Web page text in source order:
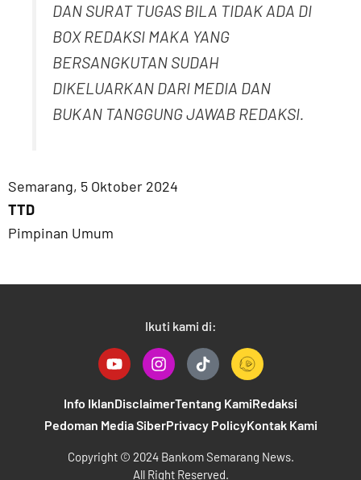
DAN SURAT TUGAS BILA TIDAK ADA DI
BOX REDAKSI MAKA YANG
BERSANGKUTAN SUDAH
DIKELUARKAN DARI MEDIA DAN
BUKAN TANGGUNG JAWAB REDAKSI.
Semarang, 5 Oktober 2024
TTD
Pimpinan Umum
Ikuti kami di:
Y
o
t
u
b
e
I
n
t
a
g
r
a
T
i
t
o
k
B
a
Info IklanDisclaimerTentang KamiRedaksi
Pedoman Media SiberPrivacy PolicyKontak Kami
Copyright © 2024 Bankom Semarang News.
All Right Reserved.